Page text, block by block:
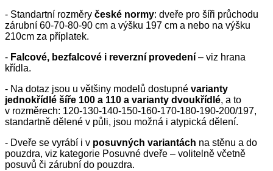
- Standartní rozměry české normy: dveře pro šíři průchodu
zárubní 60-70-80-90 cm a výšku 197 cm a nebo na výšku
210cm za příplatek.
- Falcové, bezfalcové i reverzní provedení – viz hrana
křídla.
- Na dotaz jsou u většiny modelů dostupné varianty
jednokřídlé šíře 100 a 110 a varianty dvoukřídlé, a to
v rozměrech: 120-130-140-150-160-170-180-190-200/197,
standartně dělené v půli, jsou možná i atypická dělení.
- Dveře se vyrábí i v posuvných variantách na stěnu a do
pouzdra, viz kategorie Posuvné dveře – volitelně včetně
posuvů či zárubní do pouzdra.